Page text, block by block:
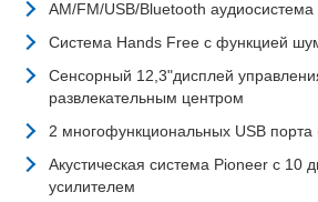
AM/FM/USB/Bluetooth аудиосистема
Система Hands Free с функцией
Сенсорный 12,3"дисплей
развлекательным центром
2 многофункциональных USB порта
Акустическая система Pioneer с 10
усилителем